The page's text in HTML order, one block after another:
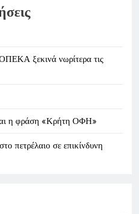
ξεκινά νωρίτερα τις
η φράση «Κρήτη ΟΦΗ»
πετρέλαιο σε επικίνδυνη